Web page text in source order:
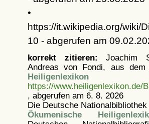
•
https://it.wikipedia.org/wiki/
10 - abgerufen am
korrekt zitieren: Joachim
Andreas von Fondi, aus dem
Heiligenlexikon
https://www.heiligenlexikon.de/
, abgerufen am 6. 8. 2026
Die Deutsche
Ökumenische